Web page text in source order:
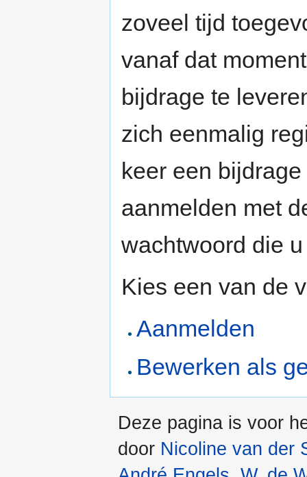
zoveel tijd
vanaf dat
bijdrage te
zich eenmalig
keer een
aanmelden met
wachtwoord die
Kies een van de
Aanmelden
Bewerken als
Deze pagina is voor
door Nicoline van der